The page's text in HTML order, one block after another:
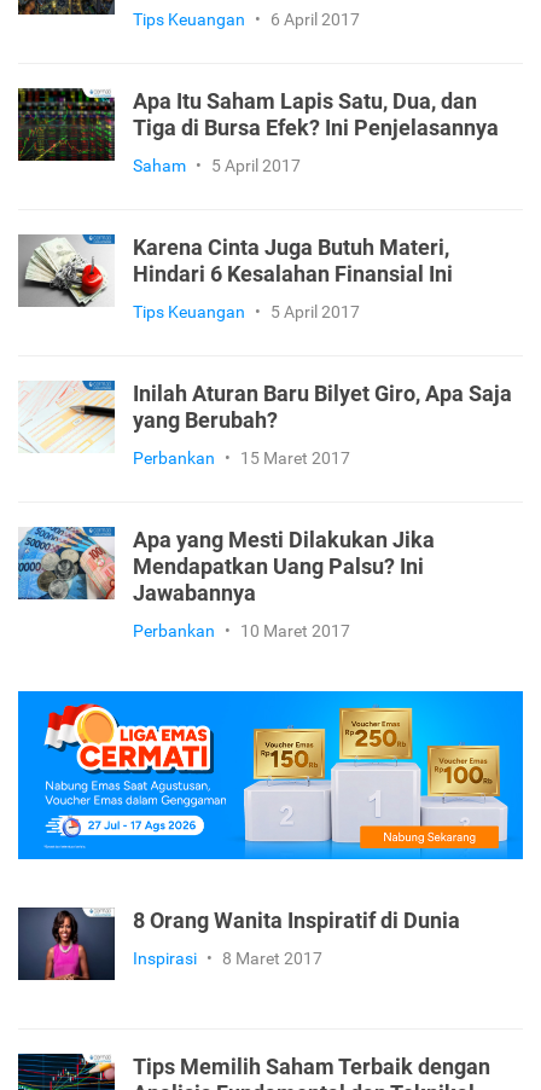
Tips Keuangan • 6 April 2017
Apa Itu Saham Lapis Satu, Dua, dan
Tiga di Bursa Efek? Ini Penjelasannya
Saham • 5 April 2017
Karena Cinta Juga Butuh Materi,
Hindari 6 Kesalahan Finansial Ini
Tips Keuangan • 5 April 2017
Inilah Aturan Baru Bilyet Giro, Apa Saja
yang Berubah?
Perbankan • 15 Maret 2017
Apa yang Mesti Dilakukan Jika
Mendapatkan Uang Palsu? Ini
Jawabannya
Perbankan • 10 Maret 2017
8 Orang Wanita Inspiratif di Dunia
Inspirasi • 8 Maret 2017
Tips Memilih Saham Terbaik dengan